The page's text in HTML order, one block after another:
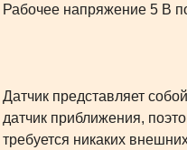
Рабочее напряжение 5 В
Датчик представляет
датчик приближения,
требуется никаких